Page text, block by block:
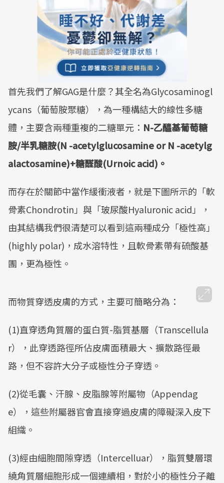
首先我們了解GAG是什麼？其全名為Glycosaminogl
ycans（葡萄胺聚糖），為一種構結大的線性多糖
體，主要含兩種重複的二糖單元： N-乙醯基葡萄糖
胺/半乳糖胺(N -acetylglucosamine or N -acetylg
alactosamine)+糖醛酸(Urnoic acid) 。
而存在於關節中當作緩衝液者，就是下圖所示的「軟
骨素Chondrotin」與「玻尿酸Hyaluronic acid」，
由其結構我們很清楚可以看到這兩種成分「極性高」
(highly polar)，成水溶特性，且軟骨素帶有硫酸基
團，更為極性。
而物質穿透皮膚的方式，主要可簡略分為：
(1)直穿透角質層的蛋白質-脂質基層（Transcellula
r），此穿透路徑所佔皮膚面積最大、擴散路徑最
路，但不容許大分子或極性分子穿透。
(2)從毛囊、汗腺、皮脂腺等附屬物（Appendag
e），這些附屬器官會直接穿過皮膚的障礙深入皮下
組織。
(3)經由細胞間隙穿透（Intercelluar），脂質雙層環
繞角質層細胞形成一個連續相，對於小的極性分子離